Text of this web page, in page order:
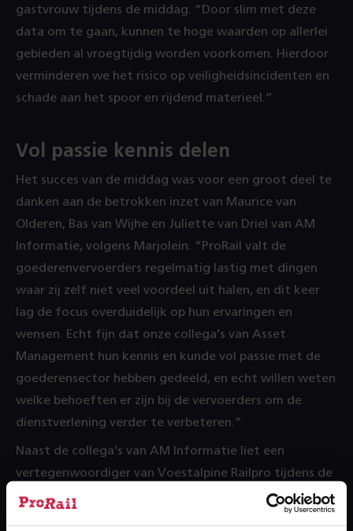
gastvrouw tijdens de middag. “Door slim met deze
data om te gaan, kunnen te hoge waarden op allerlei
gebieden al vroegtijdig worden voorkomen. Hierdoor
verminderen we het risico op veiligheidsincidenten en
schade aan het spoor en rijdend materieel.”
Vol passie kennis delen
Het succes van de middag was voor een groot deel te
danken aan de betrokken inzet van Maurice van
Olderen, Bas van Wijhe en Juliette van Driel van AM
Informatie, volgens Marjolein. “ProRail valt de
goederenvervoerders regelmatig lastig met dingen
waar zij zelf niet veel voordeel uit halen, en dit keer
lag de focus overduidelijk op hun ervaringen en
wensen. Echt fijn dat onze collega’s van Asset
Management hun kennis en kunde vol passie met de
goederensector hebben gedeeld, en echt willen weten
welke behoeften er zijn bij de vervoerders om de
dienstverlening verder te verbeteren.”
Naast de collega’s van AM Informatie liet een
vertegenwoordiger van Voestalpine Railpro tijdens de
bijeenkomst zien wat dit bedrijf de afgelopen jaren
doet met de data die ProRail levert. Railpro beheert